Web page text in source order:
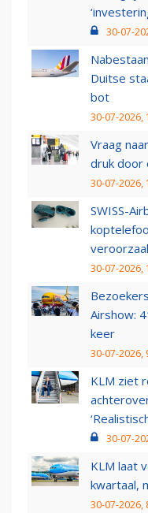
30-07-
Duitse
bot
30-07-2026,
Vraag
druk door
30-07-2026,
SWISS-
30-07-2026,
Airshow:
keer
30-07-2026,
KLM ziet
30-07-
KLM laat
kwartaal,
30-07-2026,